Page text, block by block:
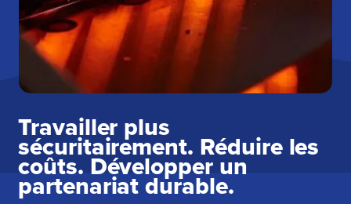
Travailler plus
sécuritairement. Réduire les
coûts. Développer un
partenariat durable.